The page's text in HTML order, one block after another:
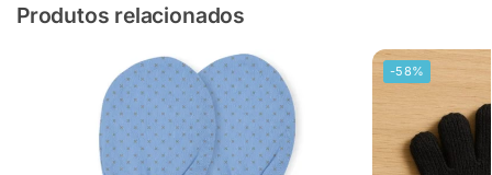
Produtos relacionados
-58%